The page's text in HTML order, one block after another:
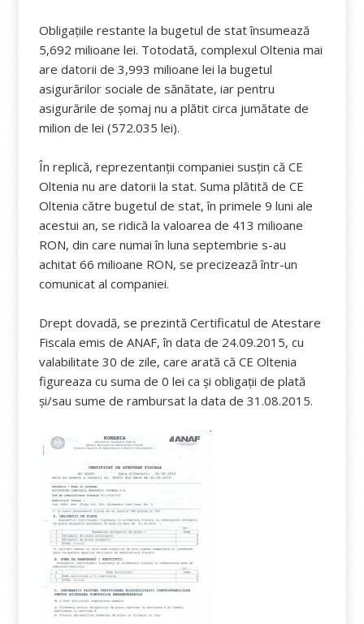
Obligaţiile restante la bugetul de stat însumează
5,692 milioane lei. Totodată, complexul Oltenia mai
are datorii de 3,993 milioane lei la bugetul
asigurărilor sociale de sănătate, iar pentru
asigurările de şomaj nu a plătit circa jumătate de
milion de lei (572.035 lei).
În replică, reprezentanții companiei susțin că CE
Oltenia nu are datorii la stat. Suma plătită de CE
Oltenia către bugetul de stat, în primele 9 luni ale
acestui an, se ridică la valoarea de 413 milioane
RON, din care numai în luna septembrie s-au
achitat 66 milioane RON, se precizează într-un
comunicat al companiei.
Drept dovadă, se prezintă Certificatul de Atestare
Fiscala emis de ANAF, în data de 24.09.2015, cu
valabilitate 30 de zile, care arată că CE Oltenia
figureaza cu suma de 0 lei ca și obligații de plată
și/sau sume de rambursat la data de 31.08.2015.